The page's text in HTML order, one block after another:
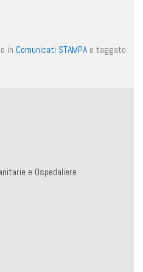
in Comunicati STAMPAe taggato
e Ospedaliere